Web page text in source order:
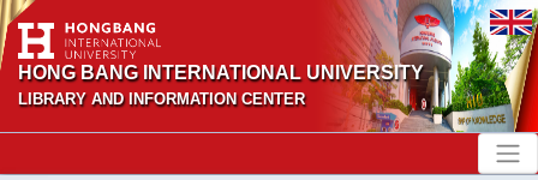
HONG BANG INTERNATIONAL UNIVERSITY
LIBRARY AND INFORMATION CENTER